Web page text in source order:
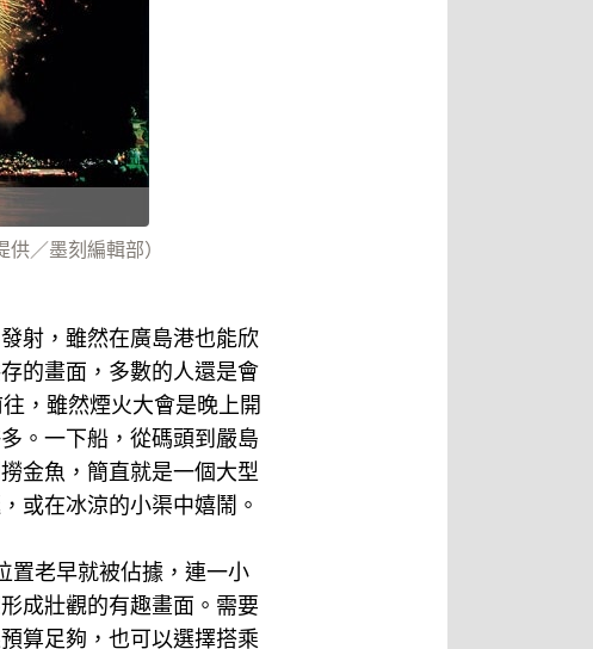
／墨刻編輯部）
射，雖然在廣島港也能欣
的畫面，多數的人還是會
，雖然煙火大會是晚上開
。一下船，從碼頭到嚴島
金魚，簡直就是一個大型
或在冰涼的小渠中嬉鬧。
置老早就被佔據，連一小
成壯觀的有趣畫面。需要
算足夠，也可以選擇搭乘